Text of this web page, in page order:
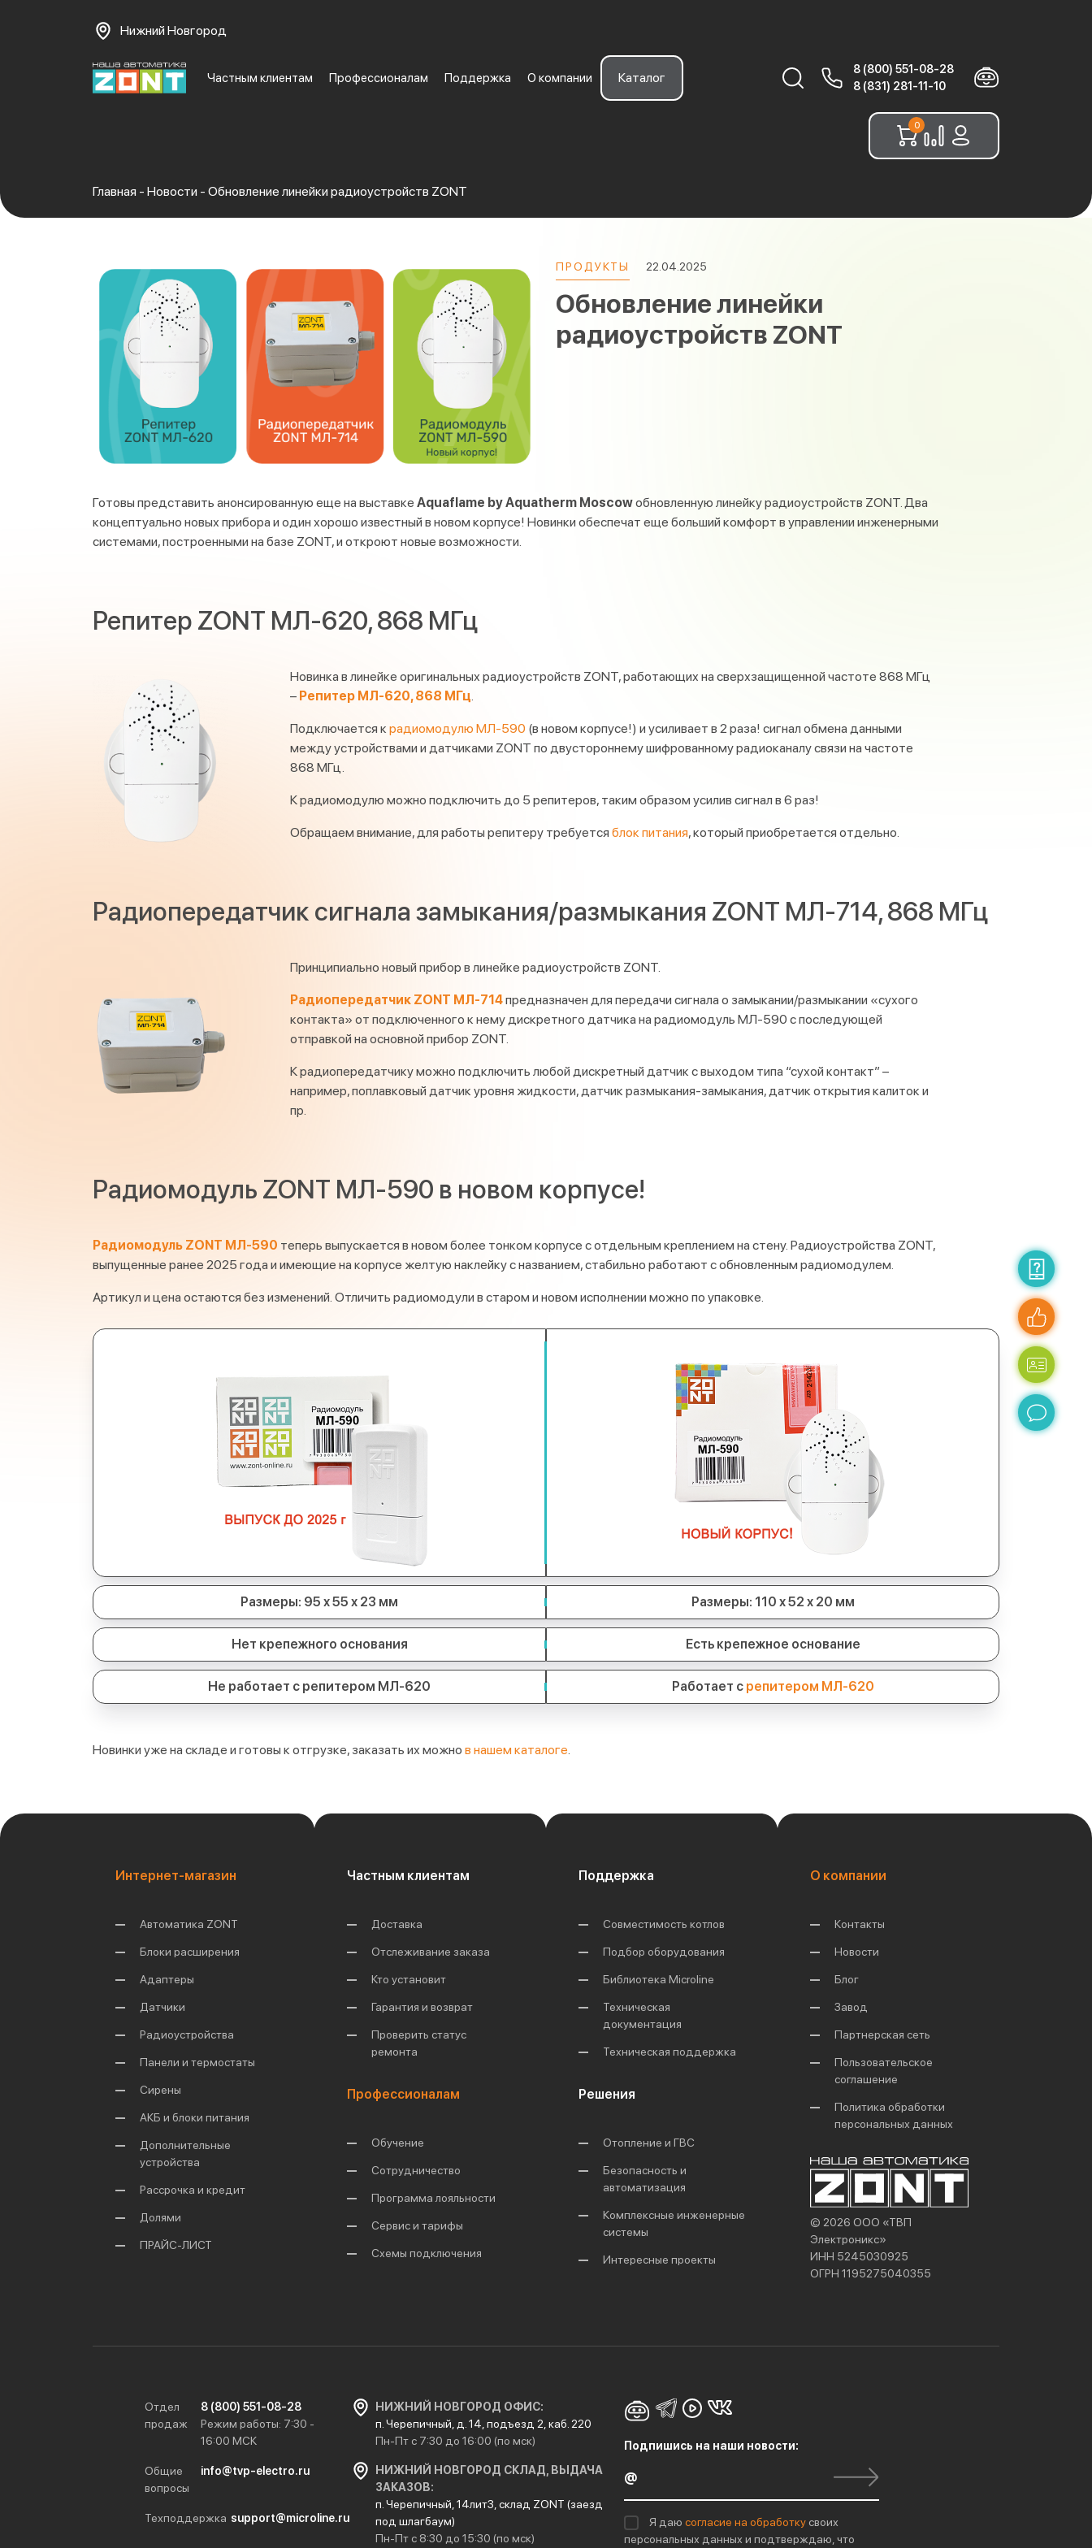
Нижний Новгород
Частным клиентам Профессионалам Поддержка О компании Каталог
Найти:
8 (800) 551-08-28
8 (831) 281-11-10
0
Главная - Новости - Обновление линейки радиоустройств ZONT
ПРОДУКТЫ 22.04.2025
Обновление линейки
радиоустройств ZONT
Готовы представить анонсированную еще на выставке Aquaflame by Aquatherm Moscowобновленную линейку радиоустройств ZONT. Два
концептуально новых прибора и один хорошо известный в новом корпусе! Новинки обеспечат еще больший комфорт в управлении инженерными
системами, построенными на базе ZONT, и откроют новые возможности.
Репитер ZONT МЛ-620, 868 МГц
Новинка в линейке оригинальных радиоустройств ZONT, работающих на сверхзащищенной частоте 868 МГц
– Репитер МЛ-620, 868 МГц
Подключается крадиомодулю МЛ-590 (в новом корпусе!) и усиливает в 2 раза! сигнал обмена данными
между устройствами и датчиками ZONT по двустороннему шифрованному радиоканалу связи на частоте
868 МГц.
К радиомодулю можно подключить до 5 репитеров, таким образом усилив сигнал в 6 раз!
Обращаем внимание, для работы репитеру требуетсяблок питания, который приобретается отдельно.
Радиопередатчик сигнала замыкания/размыкания ZONT МЛ-714, 868 МГц
Принципиально новый прибор в линейке радиоустройств ZONT.
Радиопередатчик ZONT МЛ-714предназначен для передачи сигнала о замыкании/размыкании «сухого
контакта» от подключенного к нему дискретного датчика на радиомодуль МЛ-590 с последующей
отправкой на основной прибор ZONT.
К радиопередатчику можно подключить любой дискретный датчик с выходом типа “сухой контакт” –
например, поплавковый датчик уровня жидкости, датчик размыкания-замыкания, датчик открытия калиток и
пр.
Радиомодуль ZONT МЛ-590 в новом корпусе!
Радиомодуль ZONT МЛ-590 теперь выпускается в новом более тонком корпусе с отдельным креплением на стену. Радиоустройства ZONT,
выпущенные ранее 2025 года и имеющие на корпусе желтую наклейку с названием, стабильно работают с обновленным радиомодулем.
Артикул и цена остаются без изменений. Отличить радиомодули в старом и новом исполнении можно по упаковке.
Размеры: 95 х 55 х 23 мм Размеры: 110 х 52 х 20 мм
Нет крепежного основания Есть крепежное основание
Не работает с репитером МЛ-620 Работает с репитером МЛ-620
Новинки уже на складе и готовы к отгрузке, заказать их можно в нашем каталоге
Интернет-магазин
Автоматика ZONT
Блоки расширения
Адаптеры
Датчики
Радиоустройства
Панели и термостаты
Сирены
АКБ и блоки питания
Дополнительные
устройства
Рассрочка и кредит
Долями
ПРАЙС-ЛИСТ
Частным клиентам
Доставка
Отслеживание заказа
Кто установит
Гарантия и возврат
Проверить статус
ремонта
Профессионалам
Обучение
Сотрудничество
Программа лояльности
Сервис и тарифы
Схемы подключения
Поддержка
Совместимость котлов
Подбор оборудования
Библиотека Microline
Техническая
документация
Техническая поддержка
Решения
Отопление и ГВС
Безопасность и
автоматизация
Комплексные инженерные
системы
Интересные проекты
О компании
Контакты
Новости
Блог
Завод
Партнерская сеть
Пользовательское
соглашение
Политика обработки
персональных данных
© 2026 ООО «ТВП
Электроникс»
ИНН 5245030925
ОГРН 1195275040355
Отдел
продаж
8 (800) 551-08-28
Режим работы: 7:30 -
16:00 МСК
Общие
вопросы
info@tvp-electro.ru
Техподдержка support@microline.ru
НИЖНИЙ НОВГОРОД ОФИС:
п. Черепичный, д. 14, подъезд 2, каб. 220
Пн-Пт с 7:30 до 16:00 (по мск)
НИЖНИЙ НОВГОРОД СКЛАД, ВЫДАЧА
ЗАКАЗОВ:
п. Черепичный, 14лит3, склад ZONT (заезд
под шлагбаум)
Пн-Пт с 8:30 до 15:30 (по мск)
Подпишись на наши новости:
Я даюсогласие на обработку своих
персональных данных и подтверждаю, что